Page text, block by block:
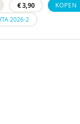
€3,90
KOPEN
2026-2